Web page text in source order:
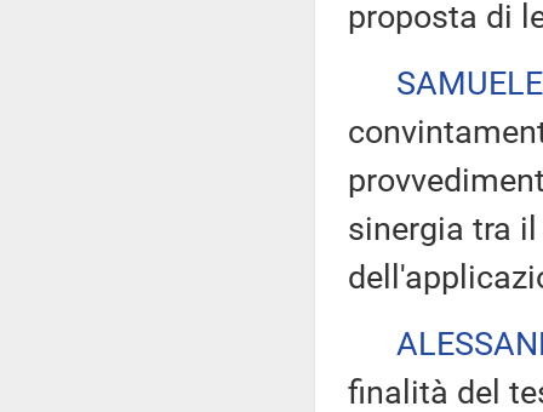
proposta di
sinergia tra
finalità del